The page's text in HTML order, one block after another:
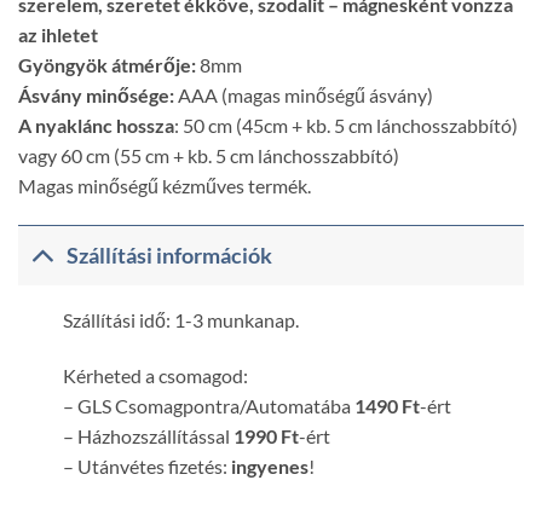
az ihletet
Gyöngyök átmérője:8mm
Ásvány minősége: AAA (magas minőségű ásvány)
A nyaklánc hossza: 50 cm (45cm + kb. 5 cm lánchosszabbító)
vagy 60 cm (55 cm + kb. 5 cm lánchosszabbító)
Magas minőségű kézműves termék.
Szállítási információk
Szállítási idő: 1-3 munkanap.
Kérheted a csomagod:
– GLS Csomagpontra/Automatába 1490 Ft-ért
– Házhozszállítással 1990 Ft-ért
– Utánvétes fizetés: ingyenes!